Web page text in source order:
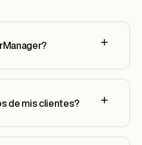
de mis clientes?